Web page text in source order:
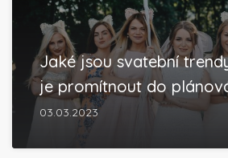
Jaké jsou svatební
je promítnout do
03.03.2023